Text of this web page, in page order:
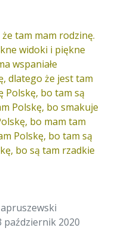
tam mam rodzinę.
widoki i piękne
wspaniałe
dlatego że jest tam
Polskę, bo tam są
Polskę, bo smakuje
bo mam tam
Polskę, bo tam są
bo są tam rzadkie
2020